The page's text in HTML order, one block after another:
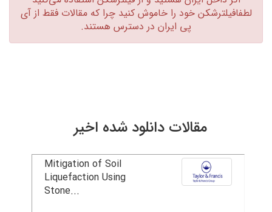
لطفافیلترشکن خود را خاموش کنید چرا که مقالات فقط از آی
پی ایران در دسترس هستند.‏
مقالات دانلود شده اخیر
Mitigation of Soil
Liquefaction Using
Stone...